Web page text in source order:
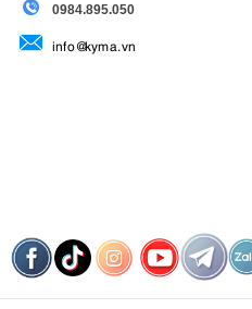
0984.895.050
info@kyma.vn